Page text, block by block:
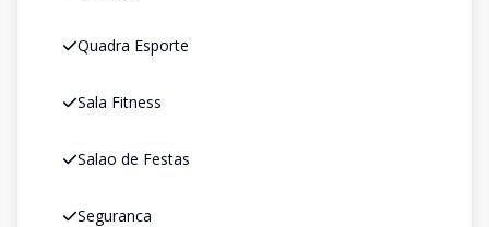
Quadra Esporte
Sala Fitness
Salao de Festas
Seguranca